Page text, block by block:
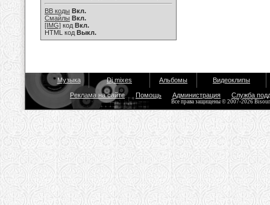
BB коды Вкл.
Смайлы Вкл.
[IMG] код Вкл.
HTML код Выкл.
Музыка Dj mixes Альбомы Видеоклипы
Реклама на сайте Помощь Администрация Служба
Все права защищены © 2007-2026